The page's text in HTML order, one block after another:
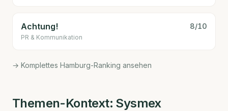
Achtung! 8/10
PR & Kommunikation
→ Komplettes Hamburg-Ranking ansehen
Themen-Kontext: Sysmex